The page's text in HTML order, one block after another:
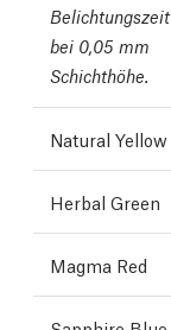
Belichtungszeit
bei 0,05 mm
Schichthöhe.
Natural Yellow
Herbal Green
Magma Red